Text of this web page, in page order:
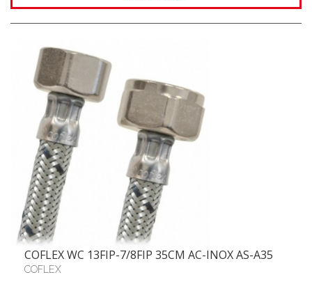
COFLEX WC 13FIP-7/8FIP 35CM AC-INOX AS-A35
COFLEX